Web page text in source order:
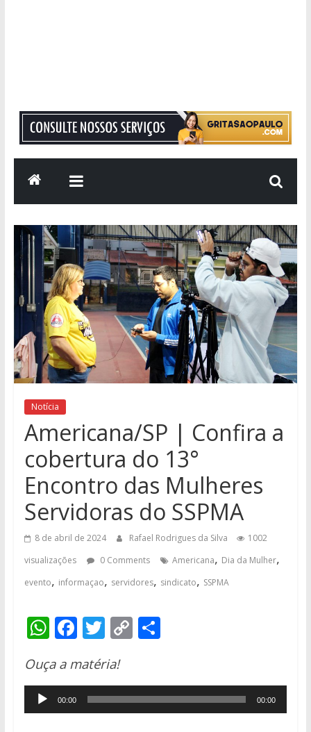
Grita
São
Paulo
Informação
com
Responsabilidade
Notícia
Americana/SP | Confira a
cobertura do 13°
Encontro das Mulheres
Servidoras do SSPMA
8 de abril de 2024 Rafael Rodrigues da Silva
1002
visualizações
0 Comments Americana, Dia da Mulher,
evento, informaçao, servidores, sindicato, SSPMA
W
at
s
A
F
e
b
o
T
itt
er
C
y
Li
S
e
Ouça a matéria!
Tocador
de
00:00 00:00